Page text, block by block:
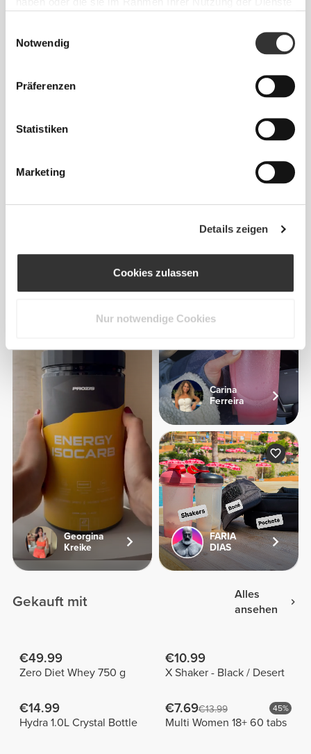
Notwendig
Präferenzen
Statistiken
Marketing
Details zeigen
Cookies zulassen
Nur notwendige Cookies
Georgina
Kreike
Carina
Ferreira
FARIA
DIAS
Gekauft mit
Alles
ansehen
€49.99
Zero Diet Whey 750 g
€10.99
X Shaker - Black / Desert
€14.99
Hydra 1.0L Crystal Bottle
€7.69€13.99 45%
Multi Women 18+ 60 tabs